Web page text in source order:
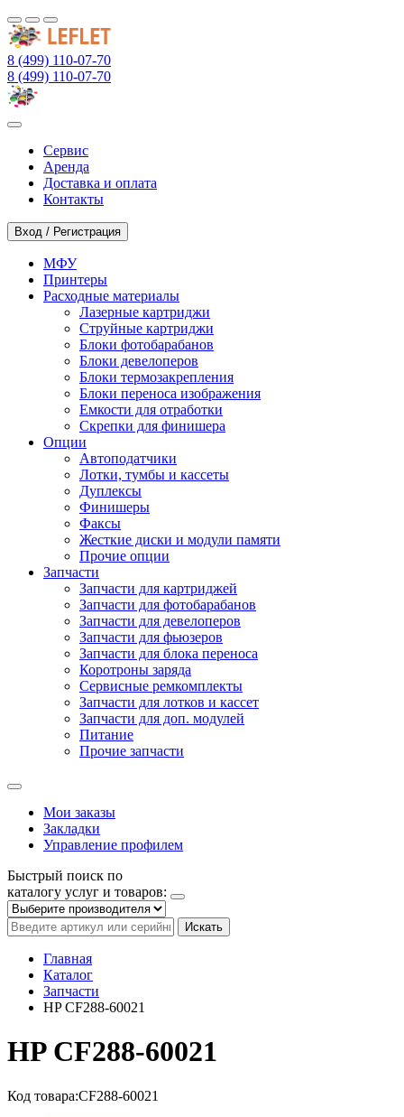
8 (499) 110-07-70
8 (499) 110-07-70
Сервис
Аренда
Доставка и оплата
Контакты
Вход / Регистрация
МФУ
Принтеры
Расходные материалы
Лазерные картриджи
Струйные картриджи
Блоки фотобарабанов
Блоки девелоперов
Блоки термозакрепления
Блоки переноса изображения
Емкости для отработки
Скрепки для финишера
Опции
Автоподатчики
Лотки, тумбы и кассеты
Дуплексы
Финишеры
Факсы
Жесткие диски и модули памяти
Прочие опции
Запчасти
Запчасти для картриджей
Запчасти для фотобарабанов
Запчасти для девелоперов
Запчасти для фьюзеров
Запчасти для блока переноса
Коротроны заряда
Сервисные ремкомплекты
Запчасти для лотков и кассет
Запчасти для доп. модулей
Питание
Прочие запчасти
Мои заказы
Закладки
Управление профилем
Быстрый поиск по
каталогу услуг и товаров:
Искать
Главная
Каталог
Запчасти
HP CF288-60021
HP CF288-60021
Код товара:CF288-60021